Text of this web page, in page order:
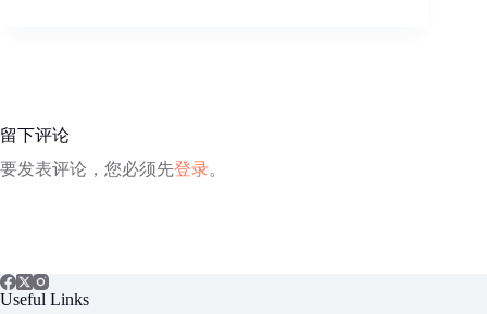
留下评论
要发表评论，您必须先登录。
Useful Links